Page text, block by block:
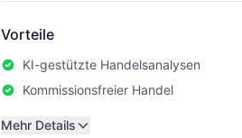
Vorteile
KI-gestützte Handelsanalysen
Kommissionsfreier Handel
Mehr Details